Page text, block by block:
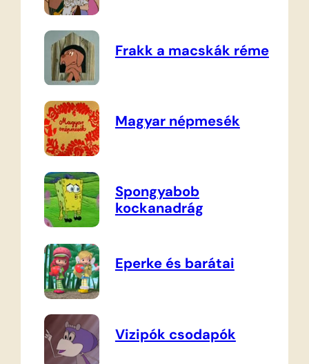
Frakk a macskák réme
Magyar népmesék
Spongyabob
kockanadrág
Eperke és barátai
Vizipók csodapók